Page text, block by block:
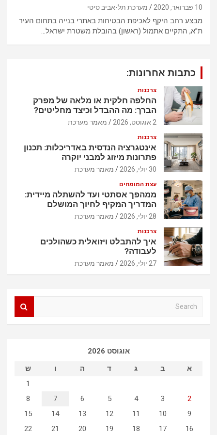
10 פברואר, 2020 מערכת תל-אביב סיטי
מבצע רחב היקף לאכיפת הבטיחות באתרי בנייה בתחום העיר
ת”א, התקיים אתמול (ראשון) בהובלת משטרת ישראל…
כתבות אחרונות:
צרכנות
החלפה חלקית או מלאה של מפרק
הברך: מה ההבדל וכיצד מחליטים?
2 אוגוסט, 2026 מאמר מערכת
צרכנות
אינטגרציה הנדסית באדריכלות: תכנון
פתרונות מיזוג למבני יוקרה
30 יולי, 2026 מאמר מערכת
עצת המומחים
ממהפך אסתטי ועד להשתלה מיידית:
המדריך המקיף לחיוך המושלם
28 יולי, 2026 מאמר מערכת
צרכנות
איך להתבלט ויזואלית כשהולכים
לעבודה?
27 יולי, 2026 מאמר מערכת
אוגוסט 2026
א
ב ג ד ה ו
ש
1
2
3
4
5
6
7
8
9
10
11
12
13
14
15
16
17
18
19
20
21
22